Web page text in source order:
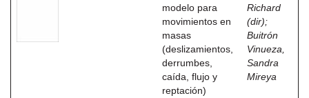
modelo para
movimientos en
masas
(deslizamientos,
derrumbes,
caída, flujo y
reptación)
Richard
(dir);
Buitrón
Vinueza,
Sandra
Mireya